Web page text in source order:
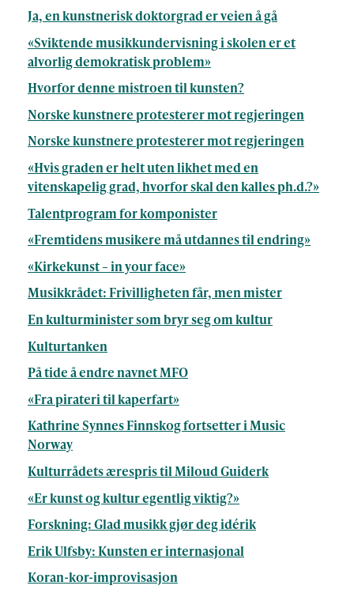
Ja, en kunstnerisk doktorgrad er veien å gå
«Sviktende musikkundervisning i skolen er et
alvorlig demokratisk problem»
Hvorfor denne mistroen til kunsten?
Norske kunstnere protesterer mot regjeringen
Norske kunstnere protesterer mot regjeringen
«Hvis graden er helt uten likhet med en
vitenskapelig grad, hvorfor skal den kalles ph.d.?»
Talentprogram for komponister
«Fremtidens musikere må utdannes til endring»
«Kirkekunst – in your face»
Musikkrådet: Frivilligheten får, men mister
En kulturminister som bryr seg om kultur
Kulturtanken
På tide å endre navnet MFO
«Fra pirateri til kaperfart»
Kathrine Synnes Finnskog fortsetter i Music
Norway
Kulturrådets ærespris til Miloud Guiderk
«Er kunst og kultur egentlig viktig?»
Forskning: Glad musikk gjør deg idérik
Erik Ulfsby: Kunsten er internasjonal
Koran-kor-improvisasjon